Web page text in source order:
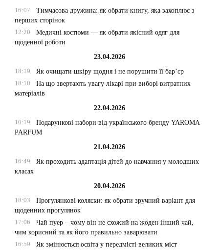
16:07
Тимчасова дружина: як обрати книгу, яка захоплює з
перших сторінок
12:20
Медичні костюми — як обрати якісний одяг для
щоденної роботи
23.04.2026
18:19
Як очищати шкіру щодня і не порушити її бар’єр
18:10
На що звертають увагу лікарі при виборі витратних
матеріалів
22.04.2026
10:19
Подарункові набори від українського бренду YAROMA
PARFUM
21.04.2026
16:49
Як проходить адаптація дітей до навчання у молодших
класах
20.04.2026
18:03
Прогулянкові коляски: як обрати зручний варіант для
щоденних прогулянок
17:06
Чай пуер – чому він не схожий на жоден інший чай,
чим корисний та як його правильно заварювати
16:59
Як змінюється освіта у передмісті великих міст